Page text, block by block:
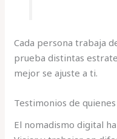
Cada persona trabaja
prueba distintas
mejor se ajuste a ti.
Testimonios de
El nomadismo digital